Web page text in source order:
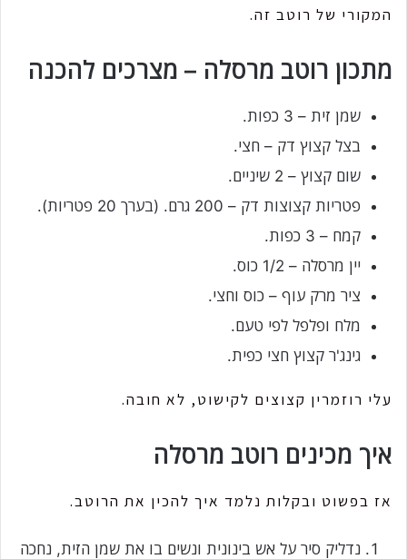
המקורי של רוטב זה.
מתכון רוטב מרסלה – מצרכים להכנה
שמן זית – 3 כפות.
בצל קצוץ דק – חצי.
שום קצוץ – 2 שיניים.
פטריות קצוצות דק – 200 גרם. (בערך 20 פטריות).
קמח – 3 כפות.
יין מרסלה – 1/2 כוס.
ציר מרק עוף – כוס וחצי.
מלח ופלפל לפי טעם.
גינג'ר קצוץ חצי כפית.
עלי רוזמרין קצוצים לקישוט, לא חובה.
איך מכינים רוטב מרסלה
אז בפשוט ובקלות נלמד איך להכין את הרוטב.
נדליק סיר על אש בינונית ונשים בו את שמן הזית, נחכה